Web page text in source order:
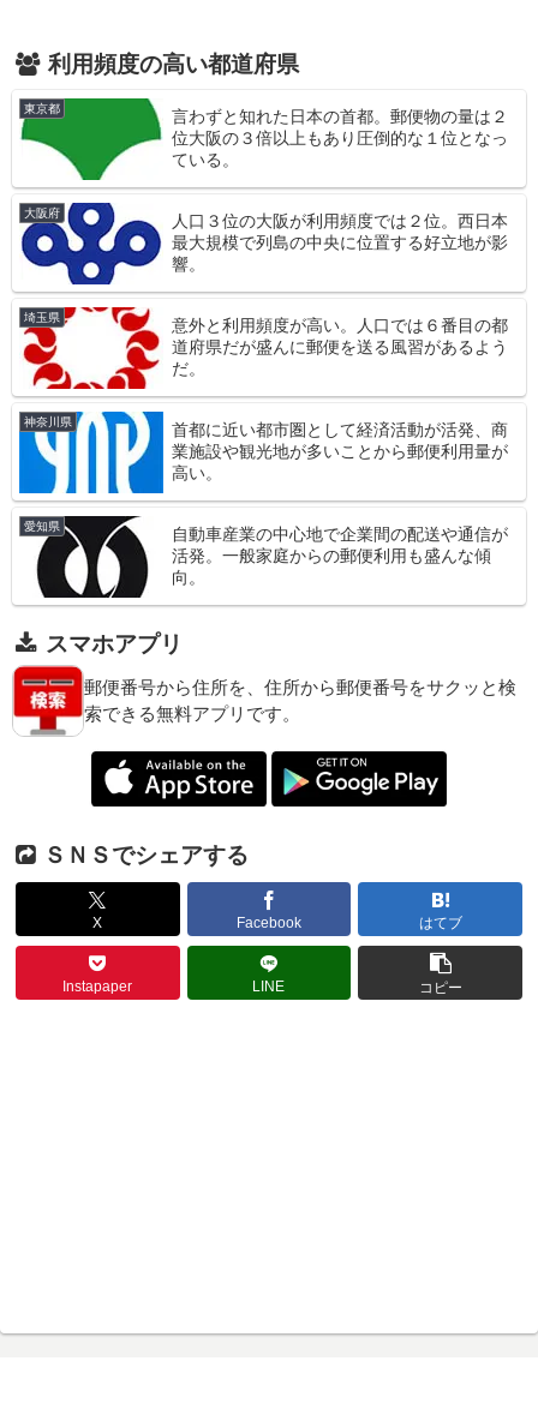
利用頻度の高い都道府県
東京都
言わずと知れた日本の首都。郵便物の量は２
位大阪の３倍以上もあり圧倒的な１位となっ
ている。
大阪府
人口３位の大阪が利用頻度では２位。西日本
最大規模で列島の中央に位置する好立地が影
響。
埼玉県
意外と利用頻度が高い。人口では６番目の都
道府県だが盛んに郵便を送る風習があるよう
だ。
神奈川県
首都に近い都市圏として経済活動が活発、商
業施設や観光地が多いことから郵便利用量が
高い。
愛知県
自動車産業の中心地で企業間の配送や通信が
活発。一般家庭からの郵便利用も盛んな傾
向。
スマホアプリ
郵便番号から住所を、住所から郵便番号をサクッと検
索できる無料アプリです。
ＳＮＳでシェアする
X Facebook はてブ
Instapaper LINE コピー